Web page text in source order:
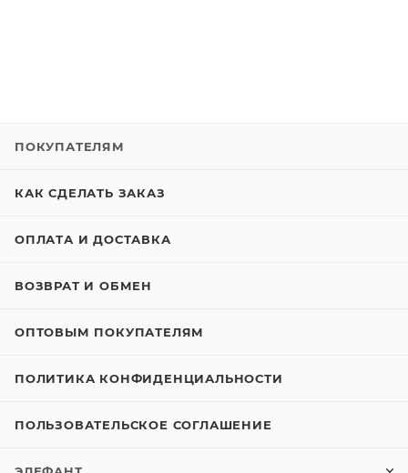
ПОКУПАТЕЛЯМ
КАК СДЕЛАТЬ ЗАКАЗ
ОПЛАТА И ДОСТАВКА
ВОЗВРАТ И ОБМЕН
ОПТОВЫМ ПОКУПАТЕЛЯМ
ПОЛИТИКА КОНФИДЕНЦИАЛЬНОСТИ
ПОЛЬЗОВАТЕЛЬСКОЕ СОГЛАШЕНИЕ